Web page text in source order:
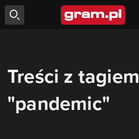
Treści z tagiem
"pandemic"